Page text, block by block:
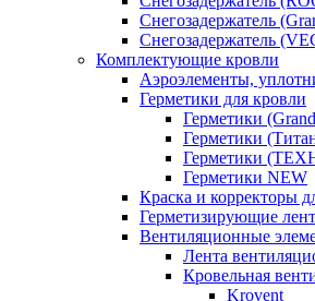
Снегозадержатель
Снегозадержатель
Комплектующие кровли
Аэроэлементы,
Герметики для кровли
Герметики
Герметики
Герметики
Герметики NEW
Краска и корректоры
Герметизирующие
Вентиляционные
Лента
Кровельная
Krovent